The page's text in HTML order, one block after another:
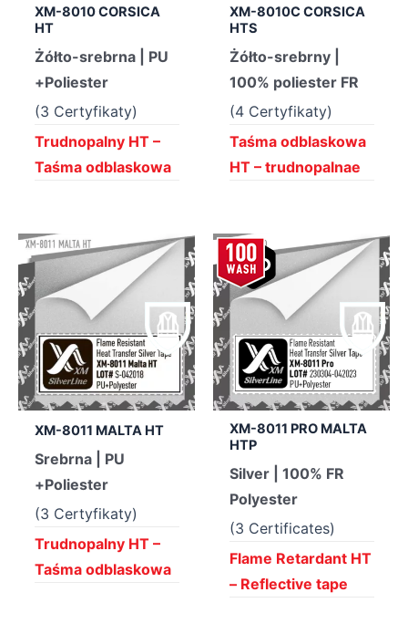
XM-8010 CORSICA
HT
Żółto-srebrna | PU
+Poliester
(3 Certyfikaty)
Trudnopalny HT –
Taśma odblaskowa
XM-8010C CORSICA
HTS
Żółto-srebrny |
100% poliester FR
(4 Certyfikaty)
Taśma odblaskowa
HT – trudnopalnae
XM-8011 MALTA HT
Srebrna | PU
+Poliester
(3 Certyfikaty)
Trudnopalny HT –
Taśma odblaskowa
XM-8011 PRO MALTA
HTP
Silver | 100% FR
Polyester
(3 Certificates)
Flame Retardant HT
– Reflective tape